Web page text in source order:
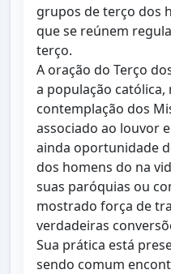
grupos de terço dos
que se reúnem
terço.
A oração do Terço
a população
contemplação dos
associado ao louvor
ainda oportunidade
dos homens do na
suas paróquias ou
mostrado força de
verdadeiras
Sua prática está
sendo comum